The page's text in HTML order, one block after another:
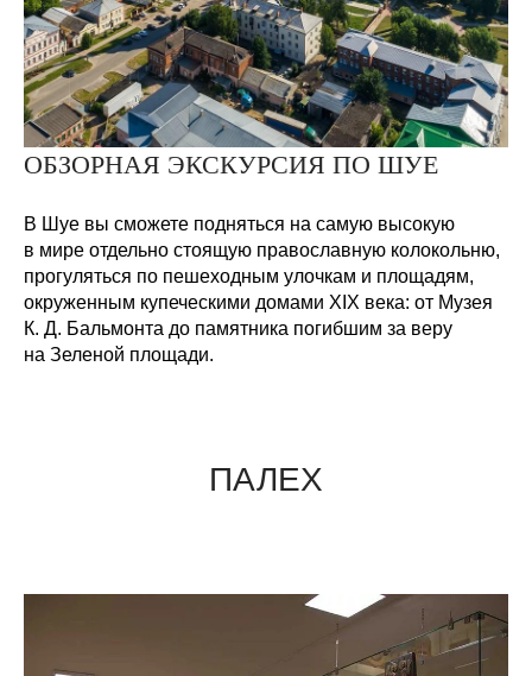
ОБЗОРНАЯ ЭКСКУРСИЯ ПО ШУЕ
В Шуе вы сможете подняться на самую высокую
в мире отдельно стоящую православную колокольню,
прогуляться по пешеходным улочкам и площадям,
окруженным купеческими домами XIX века: от Музея
К. Д. Бальмонта до памятника погибшим за веру
на Зеленой площади.
ПАЛЕХ